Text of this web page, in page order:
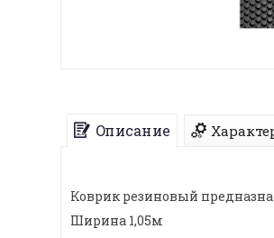
Описание
Коврик резиновый
Ширина 1,05м